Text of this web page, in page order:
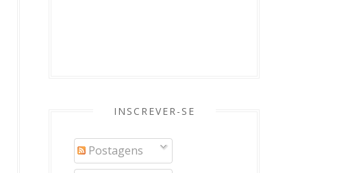
INSCREVER-SE
Postagens